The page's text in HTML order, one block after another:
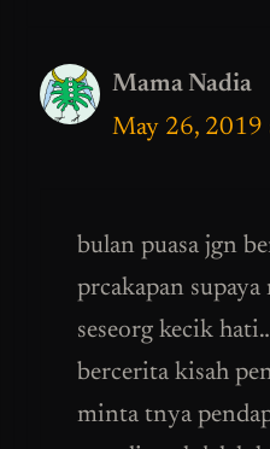
Mama Nadia
May 26, 2019
bulan puasa jgn
prcakapan
seseorg kecik
bercerita kisah
minta tnya